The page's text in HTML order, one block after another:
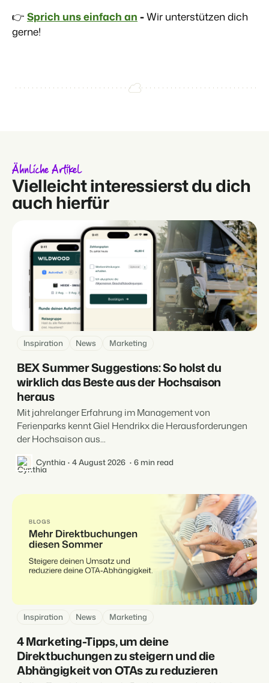
👉 Sprich uns einfach an -Wir unterstützen dich
gerne!
Ähnliche Artikel
Vielleicht interessierst du dich
auch hierfür
Inspiration News Marketing
BEX Summer Suggestions: So holst du
wirklich das Beste aus der Hochsaison
heraus
Mit jahrelanger Erfahrung im Management von
Ferienparks kennt Giel Hendrikx die Herausforderungen
der Hochsaison aus...
Cynthia 4 August 2026 6 min read
Inspiration News Marketing
4 Marketing-Tipps, um deine
Direktbuchungen zu steigern und die
Abhängigkeit von OTAs zu reduzieren